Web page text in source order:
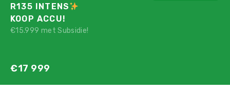
R135 INTENS
KOOP ACCU!
€15.999 met Subsidie!
€17 999